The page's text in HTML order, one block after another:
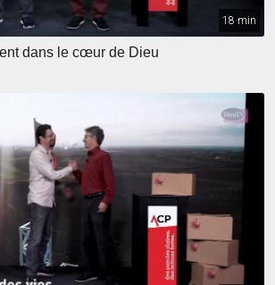
18 min
dans le cœur de Dieu